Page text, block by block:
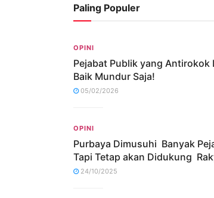
Paling Populer
OPINI
Pejabat Publik yang Antirokok
Baik Mundur Saja!
05/02/2026
OPINI
Purbaya Dimusuhi Banyak
Tapi Tetap akan Didukung
24/10/2025